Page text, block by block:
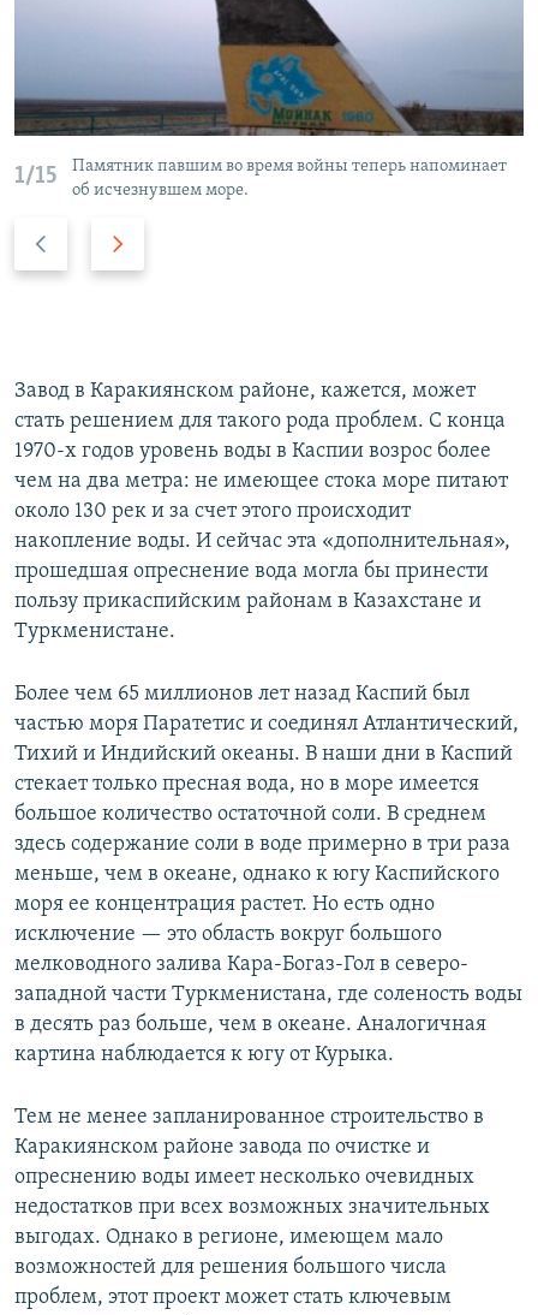
1/15
Памятник павшим во время войны теперь напоминает
об исчезнувшем море.
o
u
s
s
l
i
d
e
l
i
d
e
Завод в Каракиянском районе, кажется, может
стать решением для такого рода проблем. С конца
1970-х годов уровень воды в Каспии возрос более
чем на два метра: не имеющее стока море питают
около 130 рек и за счет этого происходит
накопление воды. И сейчас эта «дополнительная»,
прошедшая опреснение вода могла бы принести
пользу прикаспийским районам в Казахстане и
Туркменистане.
Более чем 65 миллионов лет назад Каспий был
частью моря Паратетис и соединял Атлантический,
Тихий и Индийский океаны. В наши дни в Каспий
стекает только пресная вода, но в море имеется
большое количество остаточной соли. В среднем
здесь содержание соли в воде примерно в три раза
меньше, чем в океане, однако к югу Каспийского
моря ее концентрация растет. Но есть одно
исключение — это область вокруг большого
мелководного залива Кара-Богаз-Гол в северо-
западной части Туркменистана, где соленость воды
в десять раз больше, чем в океане. Аналогичная
картина наблюдается к югу от Курыка.
Тем не менее запланированное строительство в
Каракиянском районе завода по очистке и
опреснению воды имеет несколько очевидных
недостатков при всех возможных значительных
выгодах. Однако в регионе, имеющем мало
возможностей для решения большого числа
проблем, этот проект может стать ключевым